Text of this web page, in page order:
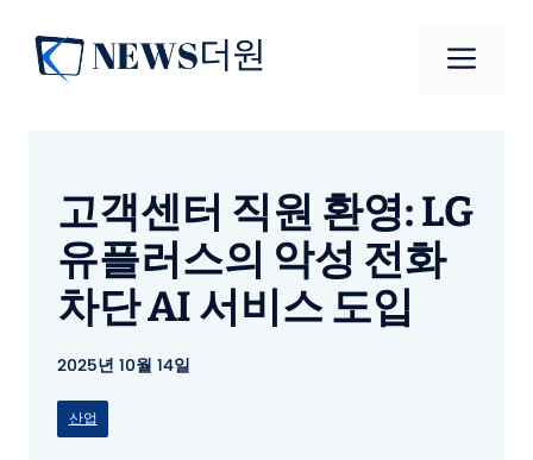
메
고객센터 직원 환영: LG
유플러스의 악성 전화
차단 AI 서비스 도입
2025년 10월 14일
산업